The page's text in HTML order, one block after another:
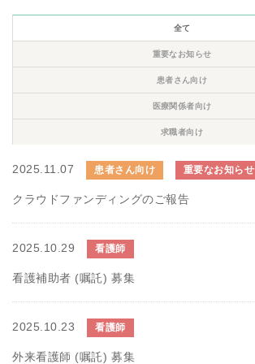
全て
重要なお知らせ
患者さん向け
医療関係者向け
求職者向け
2025.11.07 患者さん向け 重要なお知らせ
クラウドファンディングのご報告
2025.10.29 看護師
看護補助者 (嘱託) 募集
2025.10.23 看護師
外来看護師 (嘱託) 募集